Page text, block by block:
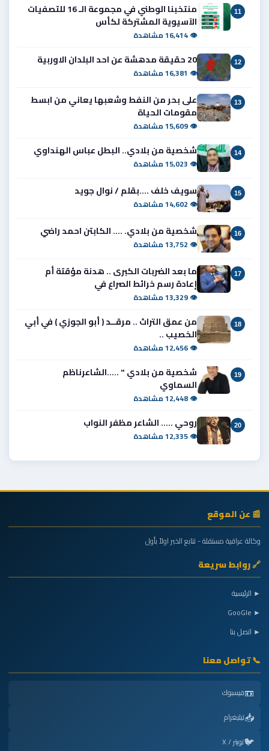
11
منتخبنا الوطني في مجموعة الـ 16 للتصفيات
الآسيوية المشتركة لكأس
👁 16,414 مشاهدة
12 20 حقيقة مدهشة عن احد البلدان الاوربية
👁 16,381 مشاهدة
13
على بحر من النفط وشعبها يعاني من ابسط
مقومات الحياة
👁 15,609 مشاهدة
14 شخصية من بلادي.. البطل عباس الهنداوي
👁 15,023 مشاهدة
15 سويف خلف ....بقلم / نوال جويد
👁 14,602 مشاهدة
16 شخصية من بلادي. .... الكابتن احمد راضي
👁 13,752 مشاهدة
17
ما بعد الضربات الكبرى .. هدنة مؤقتة أم
إعادة رسم خرائط الصراع في
👁 13,329 مشاهدة
18
من عمق التراث .. مرقــد ( أبو الجوزي ) في أبي
الخصيب ..
👁 12,456 مشاهدة
19
شخصية من بلادي " .....الشاعرناظم
السماوي
👁 12,448 مشاهدة
20 روحي ..... الشاعر مظفر النواب
👁 12,335 مشاهدة
📰 عن الموقع
وكالة عراقية مستقلة - تتابع الخبر اولاً بأول
🔗 روابط سريعة
► الرئيسية
► GooGle
► اتصل بنا
📞 تواصل معنا
📼فيسبوك
📥تيليغرام
🐦تويتر / X